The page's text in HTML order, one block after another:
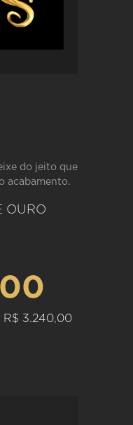
do jeito que
acabamento.
OURO
R$ 3.240,00